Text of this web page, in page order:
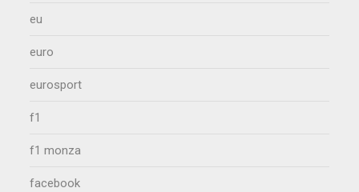
eu
euro
eurosport
f1
f1 monza
facebook